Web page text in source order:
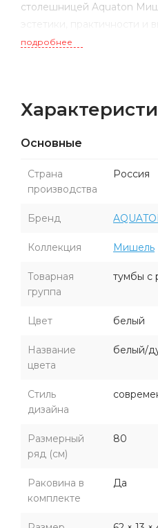
столешницей Aquaton
эстетики, практичности
подробнее
Основные
Страна
производства
Россия
Бренд
Коллекция Мишель
Товарная
группа
тумбы с
Цвет белый
Название
цвета
белый/
Стиль
дизайна
Размерный
ряд (см)
80
Раковина в
комплекте
Да